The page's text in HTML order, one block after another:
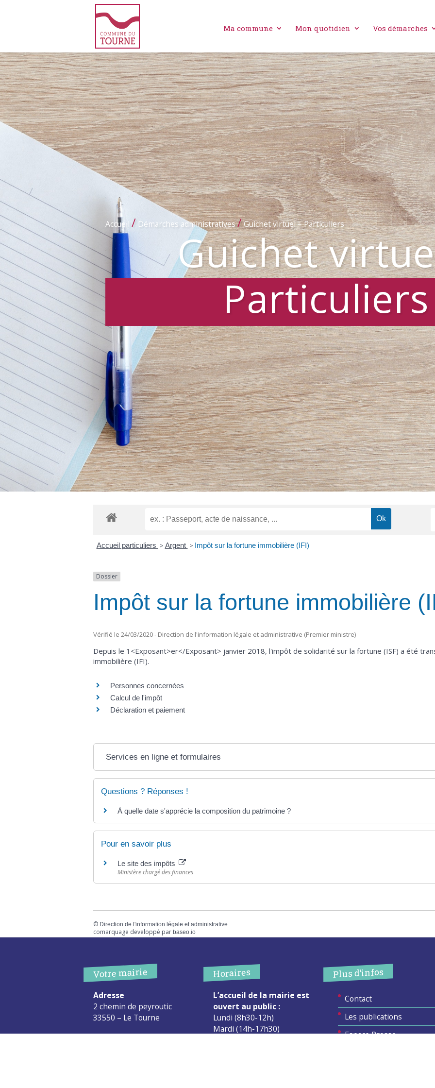
Ma commune Mon quotidien Vos démarches
Accueil / Démarches administratives/Guichet virtuel – Particuliers
Guichet
Particuliers
Accueil particuliers > Argent > Impôt sur la fortune immobilière (IFI)
Dossier
Impôt sur la fortune immobilière
Vérifié le 24/03/2020 - Direction de l'information légale et administrative (Premier ministre)
Depuis le 1<Exposant>er</Exposant> janvier 2018, l'impôt de solidarité sur la fortune (ISF) a été
immobilière (IFI).
Personnes concernées
Calcul de l'impôt
Déclaration et paiement
Services en ligne et formulaires
Questions ? Réponses !
À quelle date s'apprécie la composition du patrimoine ?
Pour en savoir plus
Le site des impôts
Ministère chargé des finances
© Direction de l'information légale et administrative
comarquage developpé par baseo.io
Votre mairie
Adresse
2 chemin de peyroutic
33550 – Le Tourne
Tel. :05 56 67 02 61
Horaires
L’accueil de la mairie est
ouvert au public :
Lundi (8h30-12h)
Mardi (14h-17h30)
Plus d’infos
Contact
Les publications
Espace Presse